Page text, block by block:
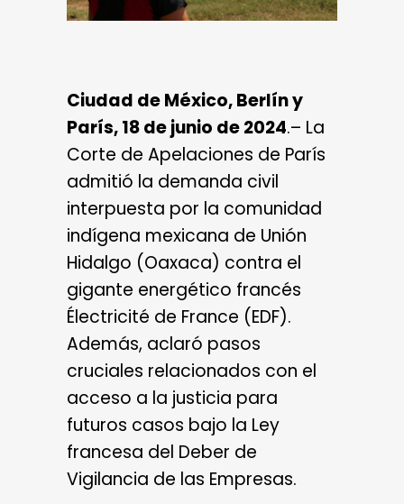
Ciudad de México, Berlín y
París, 18 de junio de 2024.– La
Corte de Apelaciones de París
admitió la demanda civil
interpuesta por la comunidad
indígena mexicana de Unión
Hidalgo (Oaxaca) contra el
gigante energético francés
Électricité de France (EDF).
Además, aclaró pasos
cruciales relacionados con el
acceso a la justicia para
futuros casos bajo la Ley
francesa del Deber de
Vigilancia de las Empresas.